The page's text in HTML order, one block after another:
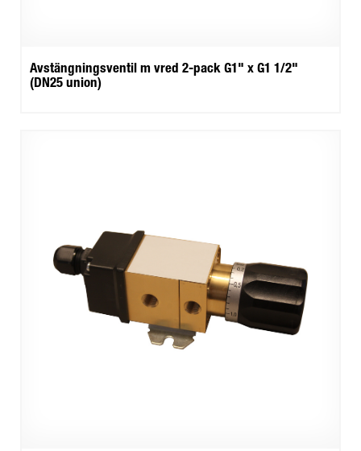
Avstängningsventil m vred 2-pack G1" x G1 1/2"
(DN25 union)